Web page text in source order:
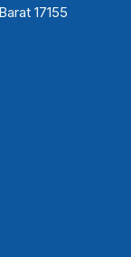
17155